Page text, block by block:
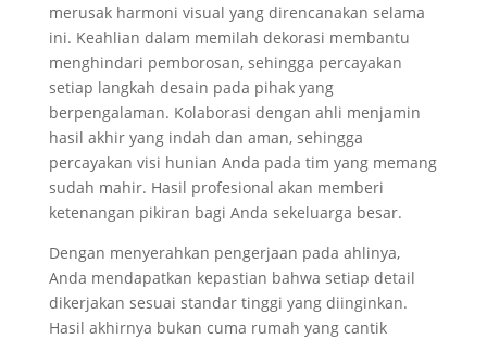
merusak harmoni visual yang direncanakan selama
ini. Keahlian dalam memilah dekorasi membantu
menghindari pemborosan, sehingga percayakan
setiap langkah desain pada pihak yang
berpengalaman. Kolaborasi dengan ahli menjamin
hasil akhir yang indah dan aman, sehingga
percayakan visi hunian Anda pada tim yang memang
sudah mahir. Hasil profesional akan memberi
ketenangan pikiran bagi Anda sekeluarga besar.
Dengan menyerahkan pengerjaan pada ahlinya,
Anda mendapatkan kepastian bahwa setiap detail
dikerjakan sesuai standar tinggi yang diinginkan.
Hasil akhirnya bukan cuma rumah yang cantik